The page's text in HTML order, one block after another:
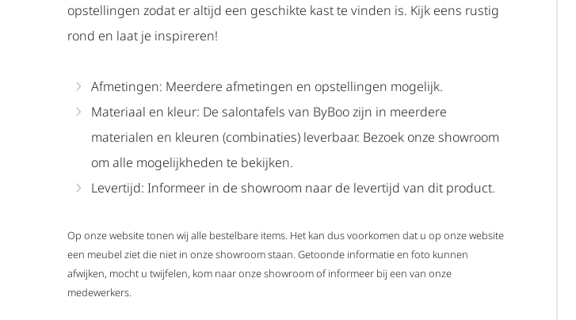
opstellingen zodat er altijd een geschikte kast te vinden is. Kijk eens rustig
rond en laat je inspireren!
Afmetingen: Meerdere afmetingen en opstellingen mogelijk.
Materiaal en kleur: De salontafels van ByBoo zijn in meerdere
materialen en kleuren (combinaties) leverbaar. Bezoek onze showroom
om alle mogelijkheden te bekijken.
Levertijd: Informeer in de showroom naar de levertijd van dit product.
Op onze website tonen wij alle bestelbare items. Het kan dus voorkomen dat u op onze website
een meubel ziet die niet in onze showroom staan. Getoonde informatie en foto kunnen
afwijken, mocht u twijfelen, kom naar onze showroom of informeer bij een van onze
medewerkers.